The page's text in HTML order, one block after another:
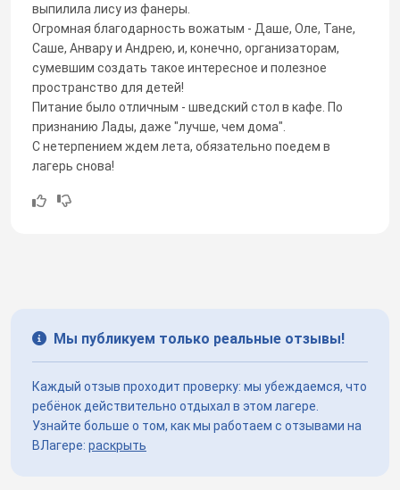
выпилила лису из фанеры.
Огромная благодарность вожатым - Даше, Оле, Тане,
Саше, Анвару и Андрею, и, конечно, организаторам,
сумевшим создать такое интересное и полезное
пространство для детей!
Питание было отличным - шведский стол в кафе. По
признанию Лады, даже "лучше, чем дома".
С нетерпением ждем лета, обязательно поедем в
лагерь снова!
Мы публикуем только реальные отзывы!
Каждый отзыв проходит проверку: мы убеждаемся, что
ребёнок действительно отдыхал в этом лагере.
Узнайте больше о том, как мы работаем с отзывами на
ВЛагере: раскрыть